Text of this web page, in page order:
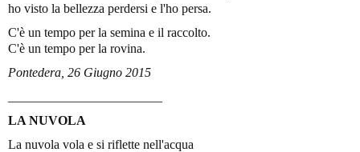
ho visto la bellezza perdersi e l'ho persa.
C'è un tempo per la semina e il raccolto.
C'è un tempo per la rovina.
Pontedera, 26 Giugno 2015
LA NUVOLA
La nuvola vola e si riflette nell'acqua